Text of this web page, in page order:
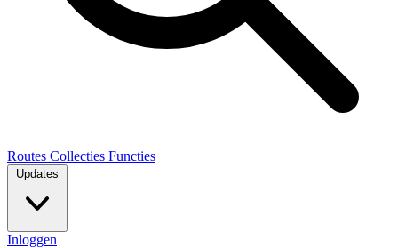
Routes Collecties Functies
Updates
Inloggen